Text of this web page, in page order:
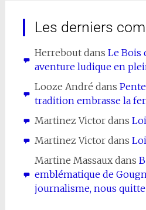
Les derniers
Herreboutdans Le Bois
aventure ludique en
Looze André dans
tradition embrasse la
Martinez Victordans
Martinez Victordans
Martine Massauxdans
emblématique de
journalisme, nous